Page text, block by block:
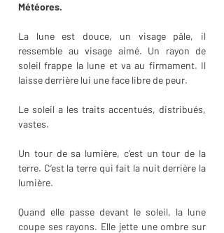
Météores.
La lune est douce, un visage pâle, il
ressemble au visage aimé. Un rayon de
soleil frappe la lune et va au firmament. Il
laisse derrière lui une face libre de peur.
Le soleil a les traits accentués, distribués,
vastes.
Un tour de sa lumière, c’est un tour de la
terre. C’est la terre qui fait la nuit derrière la
lumière.
Quand elle passe devant le soleil, la lune
coupe ses rayons. Elle jette une ombre sur